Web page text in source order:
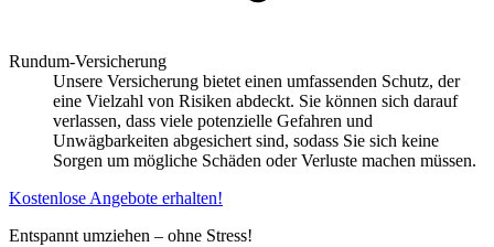
Rundum-Versicherung
Unsere Versicherung bietet einen umfassenden Schutz, der
eine Vielzahl von Risiken abdeckt. Sie können sich darauf
verlassen, dass viele potenzielle Gefahren und
Unwägbarkeiten abgesichert sind, sodass Sie sich keine
Sorgen um mögliche Schäden oder Verluste machen müssen.
Kostenlose Angebote erhalten!
Entspannt umziehen – ohne Stress!